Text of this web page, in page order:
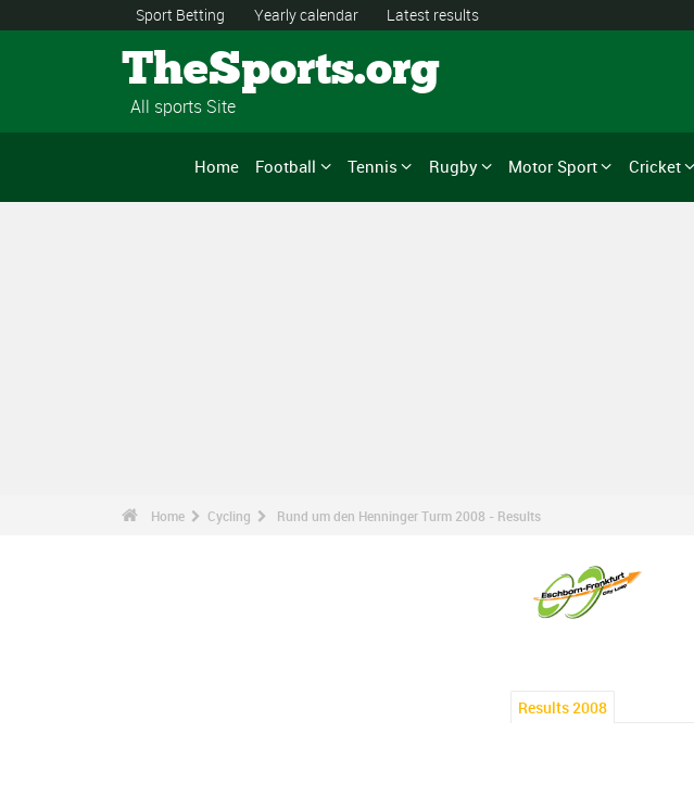
Sport Betting Yearly calendar Latest results
TheSports.org
All sports Site
Home Football Tennis Rugby Motor Sport Cricket
Home Cycling Rund um den Henninger Turm 2008 - Results
Results 2008